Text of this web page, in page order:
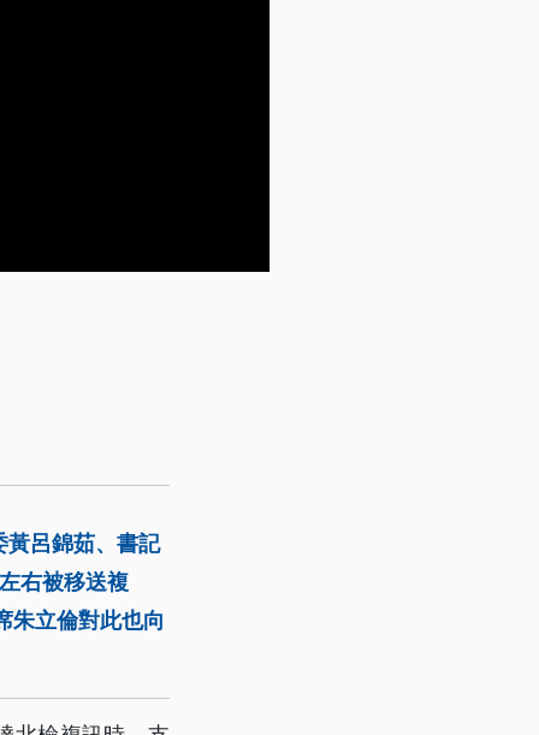
黃呂錦茹、書記
右被移送複
朱立倫對此也向